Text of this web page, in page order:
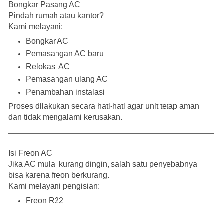
Bongkar Pasang AC
Pindah rumah atau kantor?
Kami melayani:
Bongkar AC
Pemasangan AC baru
Relokasi AC
Pemasangan ulang AC
Penambahan instalasi
Proses dilakukan secara hati-hati agar unit tetap aman
dan tidak mengalami kerusakan.
Isi Freon AC
Jika AC mulai kurang dingin, salah satu penyebabnya
bisa karena freon berkurang.
Kami melayani pengisian:
Freon R22